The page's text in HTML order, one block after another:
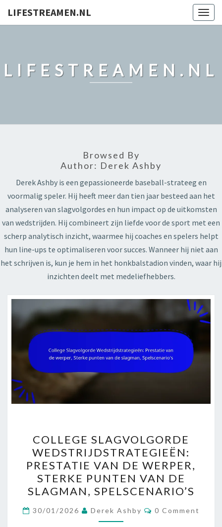
LIFESTREAMEN.NL
LIFESTREAMEN.NL
Browsed By
Author: Derek Ashby
Derek Ashby is een gepassioneerde baseball-strateeg en
voormalig speler. Hij heeft meer dan tien jaar besteed aan het
analyseren van slagvolgordes en hun impact op de uitkomsten
van wedstrijden. Hij combineert zijn liefde voor de sport met een
scherp analytisch inzicht, waarmee hij coaches en spelers helpt
hun line-ups te optimaliseren voor succes. Wanneer hij niet aan
het schrijven is, kun je hem in het honkbalstadion vinden, waar hij
inzichten deelt met medeliefhebbers.
SLAGVOLGORDE
WEDSTRIJDSTRATEGIEËN:
PRESTATIE
VAN
DE
WERPER,
STERKE
COLLEGE SLAGVOLGORDE
WEDSTRIJDSTRATEGIEËN:
PRESTATIE VAN DE WERPER,
STERKE PUNTEN VAN DE
SLAGMAN, SPELSCENARIO’S
30/01/2026 Derek Ashby Comments
0 Comment